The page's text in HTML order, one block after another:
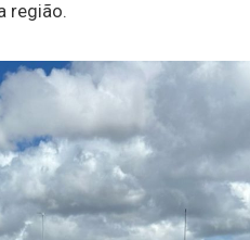
região.